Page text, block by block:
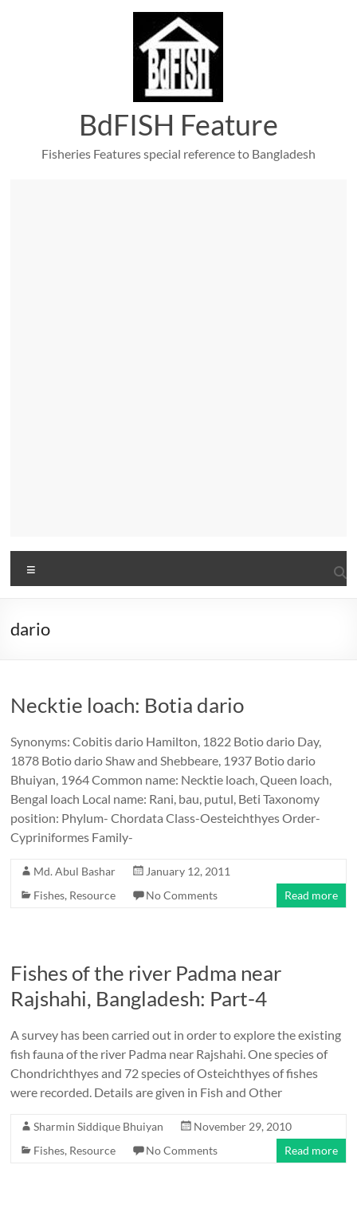
BdFISH Feature
Fisheries Features special reference to Bangladesh
dario
Necktie loach: Botia dario
Synonyms: Cobitis dario Hamilton, 1822 Botio dario Day,
1878 Botio dario Shaw and Shebbeare, 1937 Botio dario
Bhuiyan, 1964 Common name: Necktie loach, Queen loach,
Bengal loach Local name: Rani, bau, putul, Beti Taxonomy
position: Phylum- Chordata Class-Oesteichthyes Order-
Cypriniformes Family-
Md. Abul Bashar
January 12, 2011
Fishes, Resource No Comments Read more
Fishes of the river Padma near
Rajshahi, Bangladesh: Part-4
A survey has been carried out in order to explore the existing
fish fauna of the river Padma near Rajshahi. One species of
Chondrichthyes and 72 species of Osteichthyes of fishes
were recorded. Details are given in Fish and Other
Sharmin Siddique Bhuiyan
November 29, 2010
Fishes, Resource No Comments Read more